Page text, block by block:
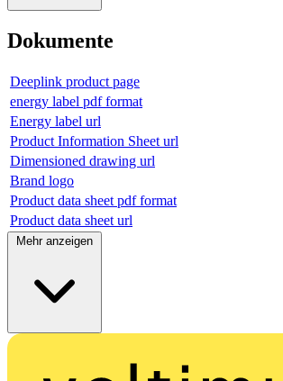
Dokumente
Deeplink product page
energy label pdf format
Energy label url
Product Information Sheet url
Dimensioned drawing url
Brand logo
Product data sheet pdf format
Product data sheet url
Mehr anzeigen